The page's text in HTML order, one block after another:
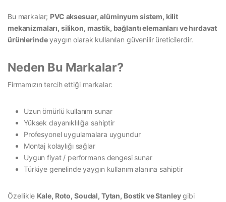
Bu markalar; PVC aksesuar, alüminyum sistem, kilit
mekanizmaları, silikon, mastik, bağlantı elemanları ve hırdavat
ürünlerindeyaygın olarak kullanılan güvenilir üreticilerdir.
Neden Bu Markalar?
Firmamızın tercih ettiği markalar:
Uzun ömürlü kullanım sunar
Yüksek dayanıklılığa sahiptir
Profesyonel uygulamalara uygundur
Montaj kolaylığı sağlar
Uygun fiyat / performans dengesi sunar
Türkiye genelinde yaygın kullanım alanına sahiptir
Özellikle Kale, Roto, Soudal, Tytan, Bostik ve Stanleygibi